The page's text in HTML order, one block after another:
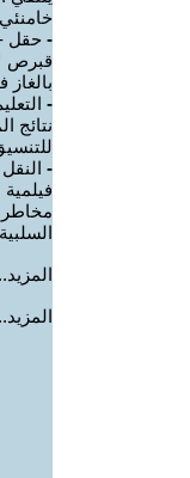
خامنئي
- حقل -
قبرص
بالغاز في
-
نتائج
-
مخاطر